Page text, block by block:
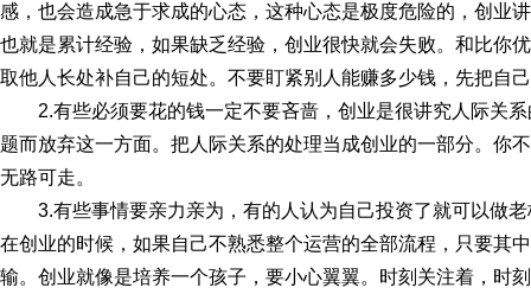
感，也会造成急于求成的心态，这种心态是极度危险的，创业
也就是累计经验，如果缺乏经验，创业很快就会失败。和比你
取他人长处补自己的短处。不要盯紧别人能赚多少钱，先把自
2.有些必须要花的钱一定不要吝啬，创业是很讲究人际关
题而放弃这一方面。把人际关系的处理当成创业的一部分。你
无路可走。
3.有些事情要亲力亲为，有的人认为自己投资了就可以做
在创业的时候，如果自己不熟悉整个运营的全部流程，只要其
输。创业就像是培养一个孩子，要小心翼翼。时刻关注着，时